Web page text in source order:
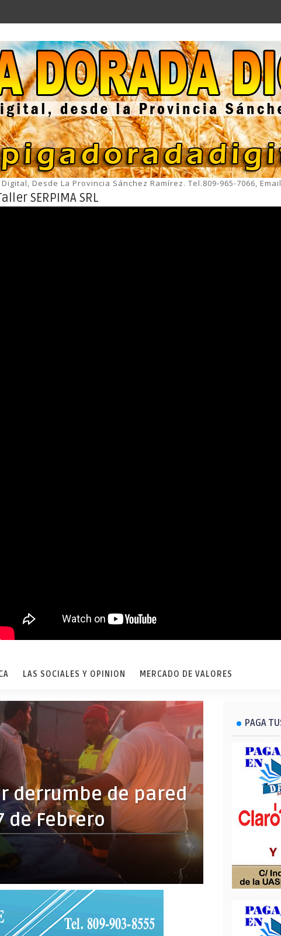
Desde La Provincia Sánchez Ramírez. Tel.809-965-7066,
SERPIMA SRL
LAS SOCIALES Y OPINION MERCADO DE VALORES
derrumbe de pared
de Febrero
PAGA